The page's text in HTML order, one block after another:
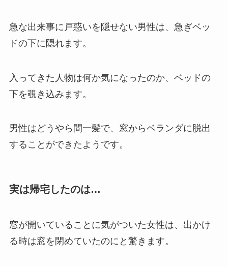
急な出来事に戸惑いを隠せない男性は、急ぎベッ
ドの下に隠れます。
入ってきた人物は何か気になったのか、ベッドの
下を覗き込みます。
男性はどうやら間一髪で、窓からベランダに脱出
することができたようです。
実は帰宅したのは…
窓が開いていることに気がついた女性は、出かけ
る時は窓を閉めていたのにと驚きます。